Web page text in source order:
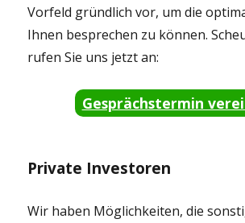
Vorfeld gründlich vor, um die
Ihnen besprechen zu können.
rufen Sie uns jetzt an:
Gesprächstermin
Private Investoren
Wir haben Möglichkeiten, die